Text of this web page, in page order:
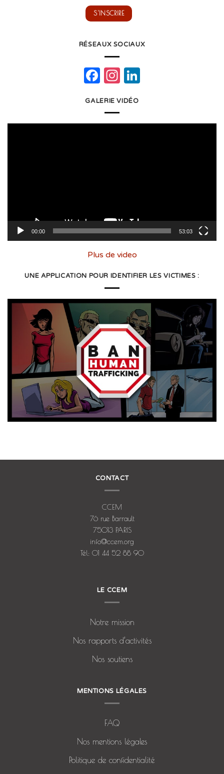
RÉSEAUX SOCIAUX
Facebook
Instagram
GALERIE VIDÉO
00:00 53:03
Plus de video
UNE APPLICATION POUR IDENTIFIER LES VICTIMES :
CONTACT
CCEM
76 rue Barrault
75013 PARIS
info@ccem.org
Tél: 01 44 52 88 90
LE CCEM
Notre mission
Nos rapports d’activités
Nos soutiens
MENTIONS LÉGALES
FAQ
Nos mentions légales
Politique de confidentialité